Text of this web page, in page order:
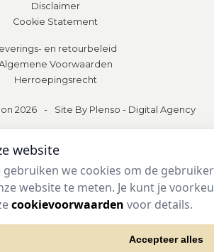
Disclaimer
Cookie Statement
en retourbeleid
Voorwaarden
Herroepingsrecht
2026 - Site By Plenso - Digital Agency
website
gebruiken we cookies om de
website te meten. Je kunt je
cookievoorwaardenvoor details.
Accepteer alles